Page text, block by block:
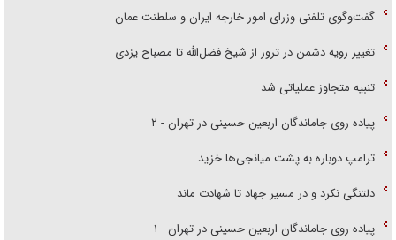
گفت‌وگوی تلفنی وزرای امور خارجه ایران و سلطنت عمان
تغییر رویه دشمن در ترور از شیخ فضل‌الله تا مصباح یزدی
تنبیه متجاوز عملیاتی شد
پیاده روی جاماندگان اربعین حسینی در تهران - ۲
ترامپ دوباره به پشت میانجی‌ها خزید
دلتنگی نکرد و در مسیر جهاد تا شهادت ماند
پیاده روی جاماندگان اربعین حسینی در تهران - ۱